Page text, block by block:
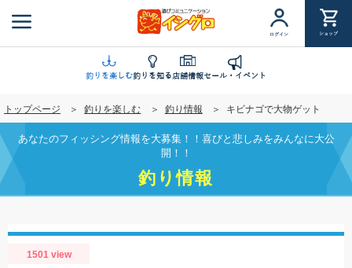
ン
に
移
動
ログイン ショップ
釣りを楽しむ釣りを知る店舗情報セール・イベント
トップページ 釣りを楽しむ 釣り情報 キビナゴで大物ゲット
あなたのフィッシング情報を大募集！！喜びと悲しみをみんなに大公
開！！
釣り情報
1501 view